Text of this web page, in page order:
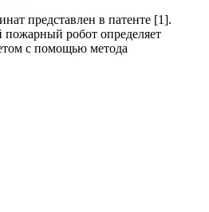
представлен в патенте [1].
робот определяет
с помощью метода